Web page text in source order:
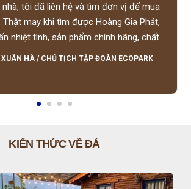
tôi đã liên hệ và tìm đơn vị để mua
may khi tìm được Hoàng Gia Phát,
nhiệt tình, sản phẩm chính hãng, chất
tốt, giá hợp lý, hỗ trợ tận tình.
XUÂN HÀ / CHỦ TỊCH TẬP ĐOÀN ECOPARK
KIẾN THỨC VỀ ĐÁ